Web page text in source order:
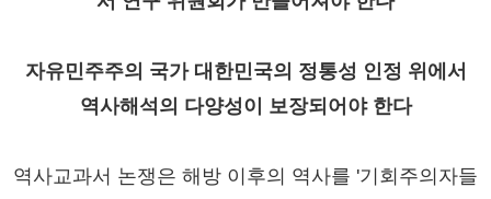
자유민주주의 국가 대한민국의 정통성 인정 위에서
역사해석의 다양성이 보장되어야 한다
역사교과서 논쟁은 해방 이후의 역사를 '기회주의자들